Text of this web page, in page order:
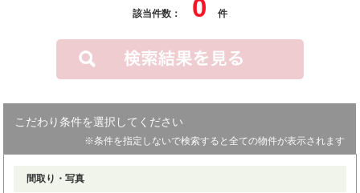
該当件数： 0 件
こだわり条件を選択してください
※条件を指定しないで検索すると全ての物件が表示されます
間取り・写真